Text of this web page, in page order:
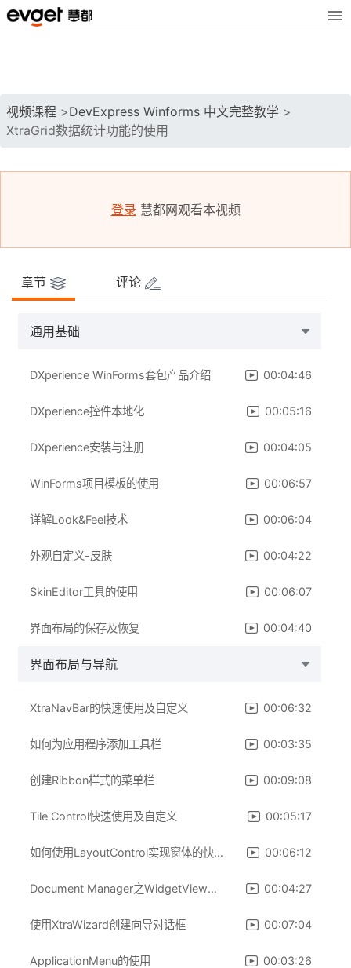
视频课程 >DevExpress Winforms 中文完整教学 >
XtraGrid数据统计功能的使用
登录 慧都网观看本视频
章节 评论
通用基础
DXperience WinForms套包产品介绍 00:04:46
DXperience控件本地化 00:05:16
DXperience安装与注册 00:04:05
WinForms项目模板的使用 00:06:57
详解Look&Feel技术 00:06:04
外观自定义-皮肤 00:04:22
SkinEditor工具的使用 00:06:07
界面布局的保存及恢复 00:04:40
界面布局与导航
XtraNavBar的快速使用及自定义 00:06:32
如何为应用程序添加工具栏 00:03:35
创建Ribbon样式的菜单栏 00:09:08
Tile Control快速使用及自定义 00:05:17
如何使用LayoutControl实现窗体的快速布局 00:06:12
Document Manager之WidgetView视图介绍 00:04:27
使用XtraWizard创建向导对话框 00:07:04
ApplicationMenu的使用 00:03:26